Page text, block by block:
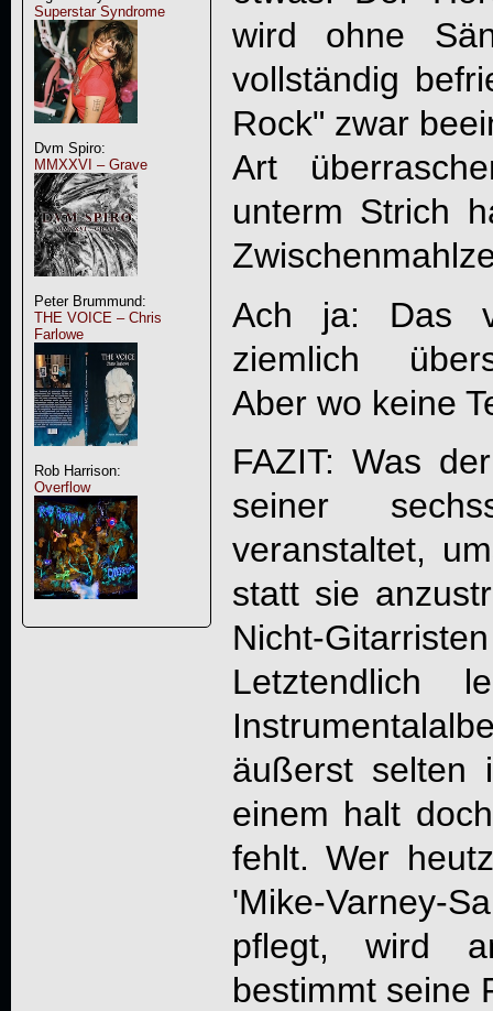
Superstar Syndrome
Dvm Spiro:
MMXXVI – Grave
Peter Brummund:
THE VOICE – Chris
Farlowe
Rob Harrison:
Overflow
wird ohne
vollständig
Rock" zwar
Art
unterm Strich
Ach ja: Das
ziemlich
Aber wo keine
FAZIT: Was
seiner
veranstaltet,
statt sie
Nicht-
Letztendlich
äußerst selten
einem halt
fehlt. Wer
'Mike-
pflegt, wird
bestimmt seine